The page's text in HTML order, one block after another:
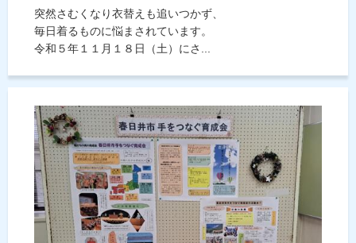
突然さむくなり衣替えも追いつかず、
毎日着るものに悩まされています。
令和５年１１月１８日（土）にさ...